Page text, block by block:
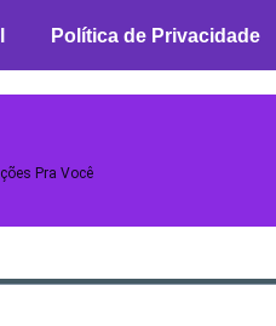
Política de Privacidade
Pra Você